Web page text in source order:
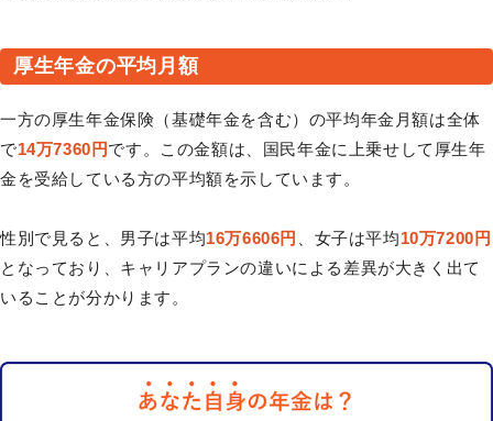
厚生年金の平均月額
一方の厚生年金保険（基礎年金を含む）の平均年金月額は全体
で14万7360円です。この金額は、国民年金に上乗せして厚生年
金を受給している方の平均額を示しています。
性別で見ると、男子は平均16万6606円 、女子は平均10万7200円
となっており、キャリアプランの違いによる差異が大きく出て
いることが分かります。